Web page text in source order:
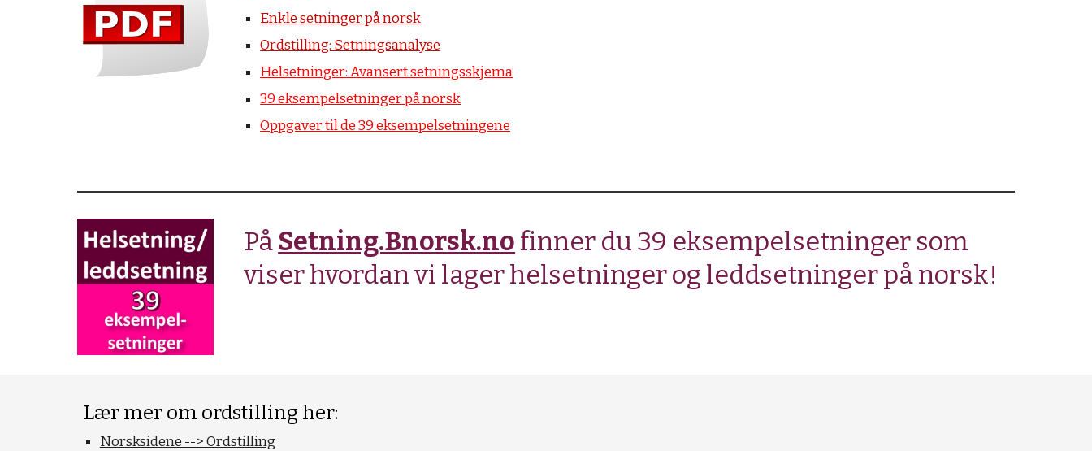
Enklesetningerpå norsk
Ordstilling: Setningsanalyse
Helsetninger: Avansert setningsskjema
39 eksempelsetninger på norsk
Oppgaver til de 39 eksempelsetningene
På Setning.Bnorsk.no finner du 39 eksempelsetninger som
viser hvordan vi lager helsetninger og leddsetninger på norsk!
Lær mer om ordstilling her:
Norsksidene --> Ordstilling